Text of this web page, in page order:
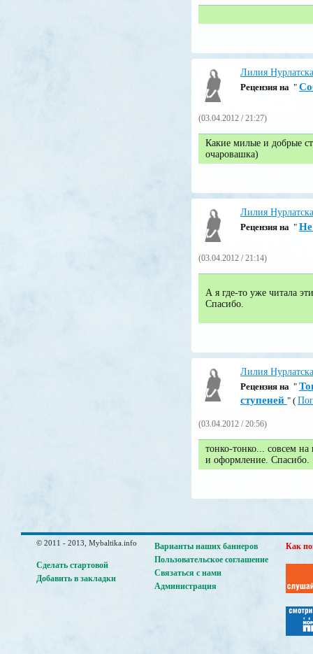
Лилия
Pецензия на "
(03.04.2012 / 21:27)
Какие милые и добрые
очаровашка)
Лилия
Pецензия на " Не
(03.04.2012 / 21:14)
А я где-то уже читала
Спасибо.
Лилия
Pецензия на "
ступеней " (
(03.04.2012 / 20:56)
тонко-тонко... совсем
и оформление. Спасибо.
© 2011 - 2013, Mybaltika.info
Сделать стартовой
Добавить в закладки
Варианты наших баннеров
Пользовательское соглашение
Связаться с нами
Администрация
Как